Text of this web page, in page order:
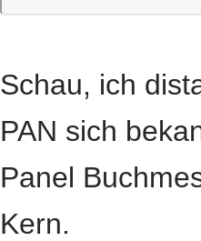
Schau, ich
PAN sich
Panel
Kern.